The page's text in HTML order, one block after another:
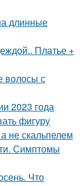
длинные
Платье +
волосы с
2023 года
фигуру
не скальпелем
Симптомы
Что